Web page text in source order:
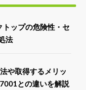
ップの危険性・セ
法
や取得するメリッ
との違いを解説